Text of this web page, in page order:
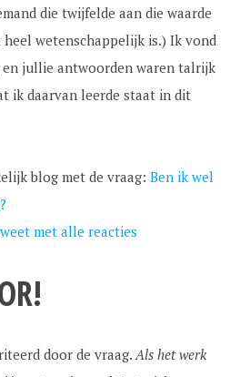
die twijfelde aan die waarde
wetenschappelijk is.) Ik vond
en jullie antwoorden waren talrijk
ik daarvan leerde staat in dit
blog met de vraag: Ben ik wel
met alle reacties
door de vraag.Als het werk